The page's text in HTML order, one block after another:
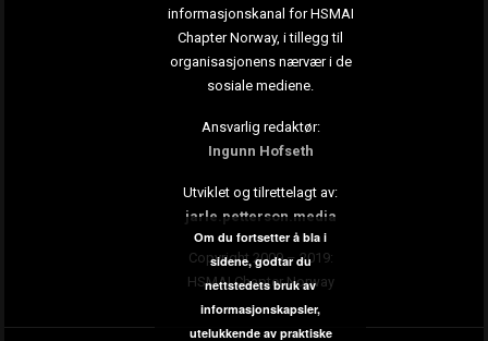
informasjonskanal for HSMAI
Chapter Norway, i tillegg til
organisasjonens nærvær i de
sosiale mediene.
Ansvarlig redaktør:
Ingunn Hofseth
Utviklet og tilrettelagt av:
jarle.petterson.media
Copyright 2009 – 2019:
HSMAI Chapter Norway
Om du fortsetter å bla i
sidene, godtar du
nettstedets bruk av
informasjonskapsler,
utelukkende av praktiske